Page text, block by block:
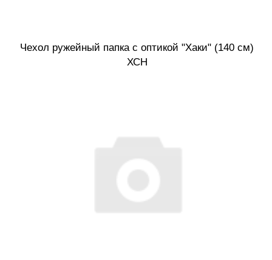
Чехол ружейный папка с оптикой "Хаки" (140 см)
ХСН